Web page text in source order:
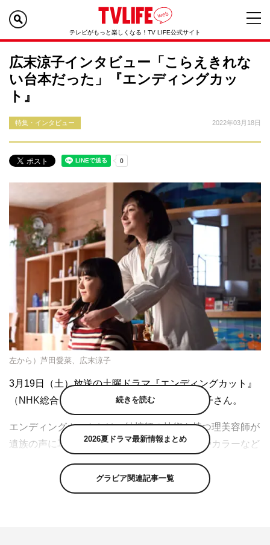
テレビがもっと楽しくなる！TV LIFE公式サイト
広末涼子インタビュー「こらえきれな
い台本だった」『エンディングカッ
ト』
特集・インタビュー 2022年03月18日
左から）芦田愛菜、広末涼子
3月19日（土）放送の土曜ドラマ『エンディングカット』
（NHK総合）で、迫田七海役を演じる広末涼子さん。
エンディングカットとは、納棺師の技術を持つ理美容師が
遺族の声に耳を傾けながら故人の髪をカットやカラーなど
遺族にとって、約2時間のエンディングカットは故人との
最期の別れの時間を生み出していく。
続きを読む
2026夏ドラマ最新情報まとめ
グラビア関連記事一覧